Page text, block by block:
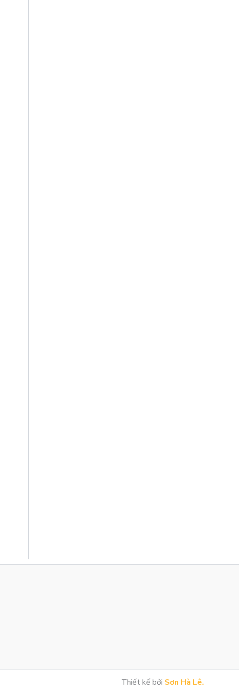
Thiết kế bởi Sơn Hà Lê.